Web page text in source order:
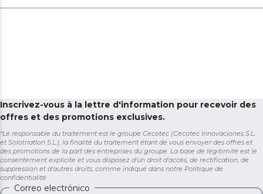
Inscrivez-vous à la lettre d'information pour recevoir des
offres et des promotions exclusives.
*Le responsable du traitement est le groupe Cecotec (Cecotec Innovaciones S.L.
et Solotriatlon S.L.), la finalité du traitement étant de vous envoyer des offres et
des promotions de la part des entreprises du groupe. La base de légitimité est le
consentement explicite et vous disposez d'un droit d'accès, de rectification, de
suppression et d'autres droits, comme indiqué dans notre Politique de
confidentialité
Correo electrónico